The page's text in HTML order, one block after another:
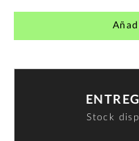
Stock